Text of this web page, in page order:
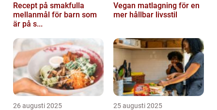
Recept på smakfulla
mellanmål för barn som
är på s...
Vegan matlagning för en
mer hållbar livsstil
26 augusti 2025 25 augusti 2025